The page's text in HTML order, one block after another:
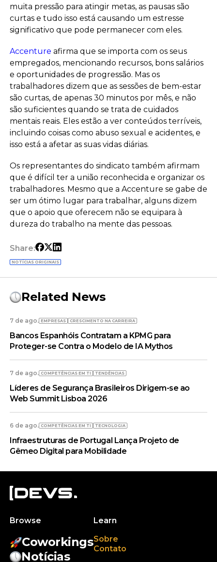
muita pressão para atingir metas, as pausas são
curtas e tudo isso está causando um estresse
significativo que pode permanecer com eles.
Accenture afirma que se importa com os seus
empregados, mencionando recursos, bons salários
e oportunidades de progressão. Mas os
trabalhadores dizem que as sessões de bem-estar
são curtas, de apenas 30 minutos por mês, e não
são suficientes quando se trata de cuidados
mentais reais. Eles estão a ver conteúdos terríveis,
incluindo coisas como abuso sexual e acidentes, e
isso está a afetar as suas vidas diárias.
Os representantes do sindicato também afirmam
que é difícil ter a união reconhecida e organizar os
trabalhadores. Mesmo que a Accenture se gabe de
ser um ótimo lugar para trabalhar, alguns dizem
que o apoio que oferecem não se equipara à
dureza do trabalho na mente das pessoas.
Share:
NOTÍCIAS ORIGINAIS
Related News
7 de ago. EMPRESAS CRESCIMENTO NA CARREIRA
Bancos Espanhóis Contratam a KPMG para
Proteger-se Contra o Modelo de IA Mythos
7 de ago. COMPETÊNCIAS EM TI TENDÊNCIAS
Líderes de Segurança Brasileiros Dirigem-se ao
Web Summit Lisboa 2026
6 de ago. COMPETÊNCIAS EM TI TECNOLOGIA
Infraestruturas de Portugal Lança Projeto de
Gêmeo Digital para Mobilidade
Browse
Coworkings
Notícias
Learn
Sobre
Contato